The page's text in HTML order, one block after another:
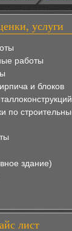
услуги
работы
и блоков
по
здание)
лист